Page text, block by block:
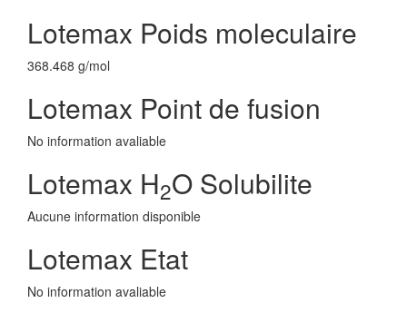
Lotemax Poids moleculaire
368.468 g/mol
Lotemax Point de fusion
No information avaliable
Lotemax H2O Solubilite
Aucune information disponible
Lotemax Etat
No information avaliable